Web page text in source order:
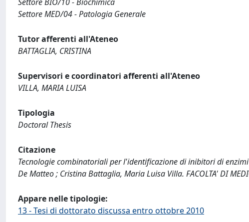
Settore MED/04 - Patologia Generale
Tutor afferenti all'Ateneo
BATTAGLIA, CRISTINA
Supervisori e coordinatori afferenti all'Ateneo
VILLA, MARIA LUISA
Tipologia
Doctoral Thesis
Citazione
Tecnologie combinatoriali per l'identificazione di inibitori di
De Matteo ; Cristina Battaglia, Maria Luisa Villa. FACOLTA' DI
Appare nelle tipologie:
13 - Tesi di dottorato discussa entro ottobre 2010